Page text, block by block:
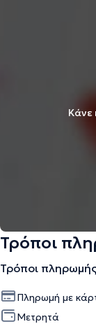
Κάνε
Τρόποι
Τρόποι πληρωμής
Πληρωμή με
Μετρητά